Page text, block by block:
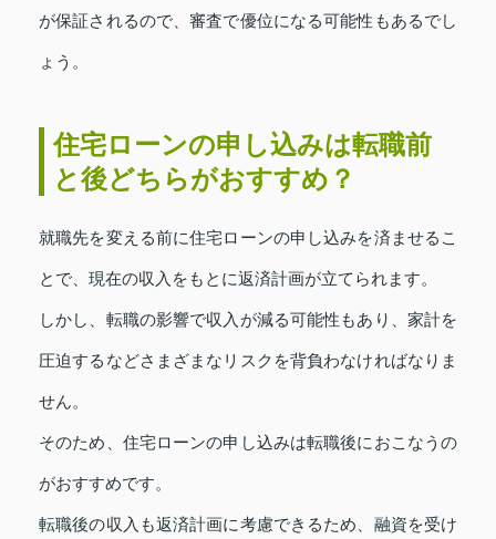
が保証されるので、審査で優位になる可能性もあるでし
ょう。
住宅ローンの申し込みは転職前
と後どちらがおすすめ？
就職先を変える前に住宅ローンの申し込みを済ませるこ
とで、現在の収入をもとに返済計画が立てられます。
しかし、転職の影響で収入が減る可能性もあり、家計を
圧迫するなどさまざまなリスクを背負わなければなりま
せん。
そのため、住宅ローンの申し込みは転職後におこなうの
がおすすめです。
転職後の収入も返済計画に考慮できるため、融資を受け